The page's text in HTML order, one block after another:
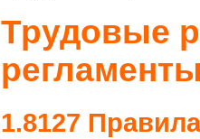
Трудовые
1.8127